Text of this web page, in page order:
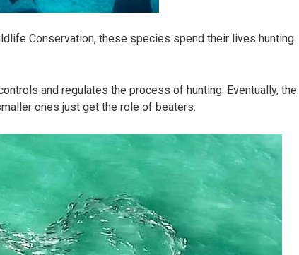
Conservation, these species spend their lives hunting
and regulates the process of hunting. Eventually, the
ones just get the role of beaters.